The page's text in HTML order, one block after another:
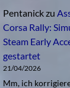
Pentanickzu
Corsa Rally:
Steam Early
gestartet
21/04/2026
Mm, ich